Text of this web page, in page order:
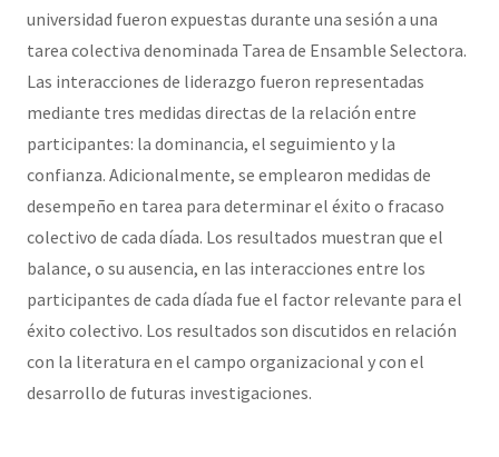
universidad fueron expuestas durante una sesión a una
tarea colectiva denominada Tarea de Ensamble Selectora.
Las interacciones de liderazgo fueron representadas
mediante tres medidas directas de la relación entre
participantes: la dominancia, el seguimiento y la
confianza. Adicionalmente, se emplearon medidas de
desempeño en tarea para determinar el éxito o fracaso
colectivo de cada díada. Los resultados muestran que el
balance, o su ausencia, en las interacciones entre los
participantes de cada díada fue el factor relevante para el
éxito colectivo. Los resultados son discutidos en relación
con la literatura en el campo organizacional y con el
desarrollo de futuras investigaciones.